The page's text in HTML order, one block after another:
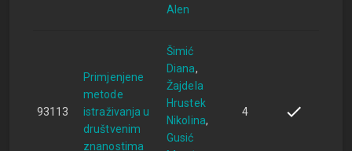
Alen
93113
Primjenjene
metode
istraživanja u
društvenim
znanostima
Šimić
Diana
Žajdela
Hrustek
Nikolina
Gusić
4